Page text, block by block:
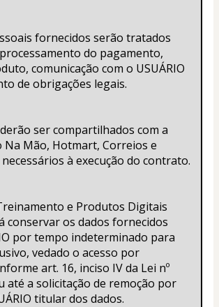
fornecidos serão tratados
do pagamento,
comunicação com o USUÁRIO
de obrigações legais.
ser compartilhados com a
Na Mão, Hotmart, Correios e
à execução do contrato.
e Produtos Digitais
conservar os dados fornecidos
por tempo indeterminado para
vedado o acesso por
art. 16, inciso IV da Lei nº
até a solicitação de remoção por
titular dos dados.